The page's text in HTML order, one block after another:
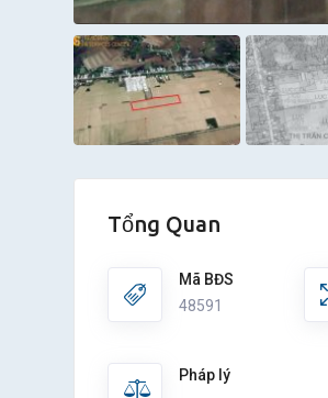
Tổng Quan
Mã BĐS
48591
Pháp lý